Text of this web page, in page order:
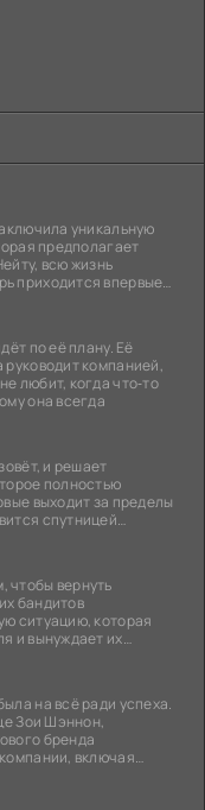
уникальную
предполагает
всю жизнь
приходится впервые
по её плану. Её
компанией,
любит, когда что‑то
она всегда
и решает
полностью
выходит за пределы
спутницей
чтобы вернуть
бандитов
ситуацию, которая
и вынуждает их
на всё ради успеха.
Зои Шэннон,
бренда
включая